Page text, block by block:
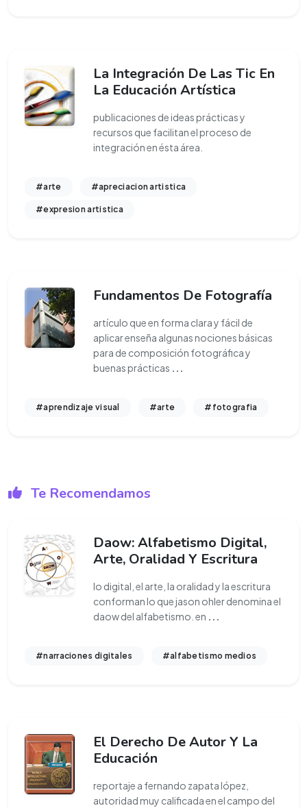
La Integración De Las Tic En
La Educación Artística
publicaciones de ideas prácticas y
recursos que facilitan el proceso de
integración en ésta área.
#arte #apreciacion artistica
#expresion artistica
Fundamentos De Fotografía
artículo que en forma clara y fácil de
aplicar enseña algunas nociones básicas
para de composición fotográfica y
buenas prácticas ...
#aprendizaje visual #arte #fotografia
Te Recomendamos
Daow: Alfabetismo Digital,
Arte, Oralidad Y Escritura
lo digital, el arte, la oralidad y la escritura
conforman lo que jason ohler denomina el
daow del alfabetismo. en ...
#narraciones digitales #alfabetismo medios
El Derecho De Autor Y La
Educación
reportaje a fernando zapata lópez,
autoridad muy calificada en el campo del